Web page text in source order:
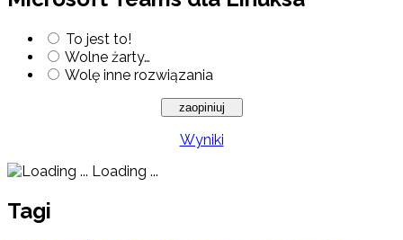
To jest to!
Wolne żarty…
Wolę inne rozwiązania
Wyniki
Loading ...
Tagi